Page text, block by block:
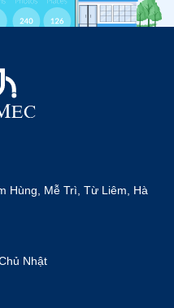
Hùng, Mễ Trì, Từ Liêm, Hà
Nhật